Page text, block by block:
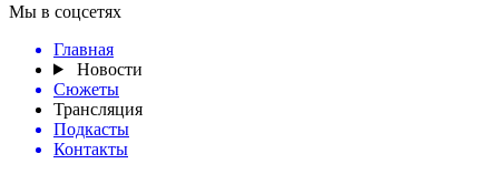
Мы в соцсетях
Главная
Новости
Сюжеты
Трансляция
Подкасты
Контакты